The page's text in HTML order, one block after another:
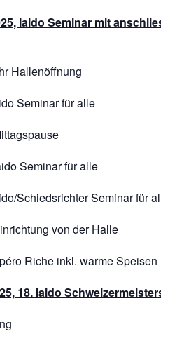
Iaido Seminar mit
Seminar für alle
Seminar für alle
Schiedsrichter Seminar für alle
von der Halle
inkl. warme Speisen in
18. Iaido